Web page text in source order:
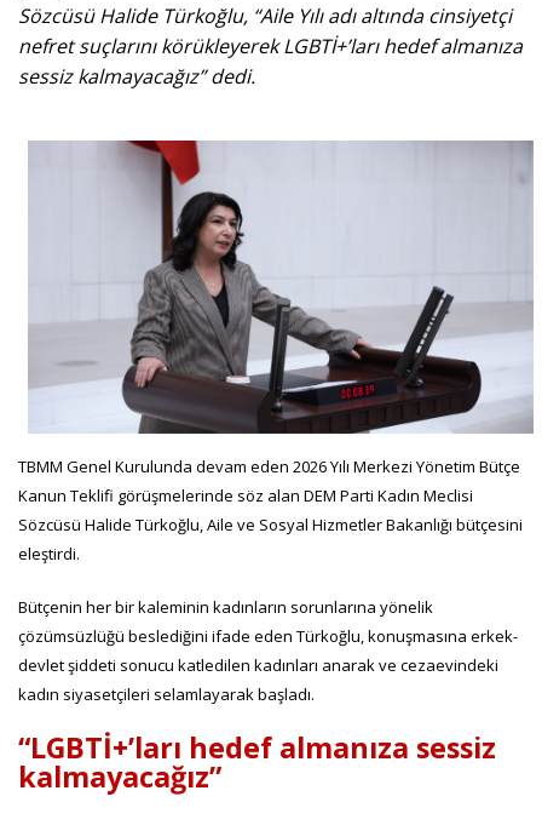
Sözcüsü Halide Türkoğlu, “Aile Yılı adı altında cinsiyetçi
nefret suçlarını körükleyerek LGBTİ+’ları hedef almanıza
sessiz kalmayacağız” dedi.
TBMM Genel Kurulunda devam eden 2026 Yılı Merkezi Yönetim Bütçe
Kanun Teklifi görüşmelerinde söz alan DEM Parti Kadın Meclisi
Sözcüsü Halide Türkoğlu, Aile ve Sosyal Hizmetler Bakanlığı bütçesini
eleştirdi.
Bütçenin her bir kaleminin kadınların sorunlarına yönelik
çözümsüzlüğü beslediğini ifade eden Türkoğlu, konuşmasına erkek-
devlet şiddeti sonucu katledilen kadınları anarak ve cezaevindeki
kadın siyasetçileri selamlayarak başladı.
“LGBTİ+’ları hedef almanıza sessiz
kalmayacağız”